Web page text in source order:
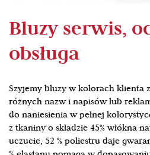
Bluzy serwis,
obsługa
Szyjemy bluzy w kolorach klienta
różnych nazw i napisów lub
do naniesienia w pełnej
z tkaniny o składzie 45% włókna
uczucie, 52 % poliestru daje